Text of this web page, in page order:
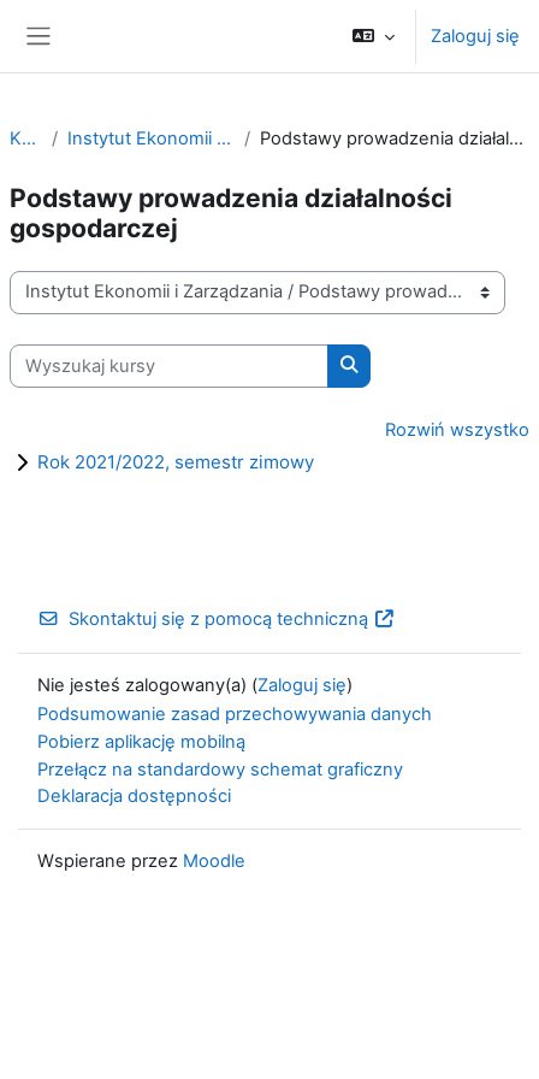
Zaloguj się
Kursy Instytut Ekonomii i Zarządzania Podstawy prowadzenia działalności gospodarczej
Podstawy prowadzenia działalności
gospodarczej
Kategorie kursów
Wyszukaj kursy
Wyszukaj kursy
Rozwiń wszystko
Rok 2021/2022, semestr zimowy
Skontaktuj się z pomocą techniczną
Nie jesteś zalogowany(a) (Zaloguj się)
Podsumowanie zasad przechowywania danych
Pobierz aplikację mobilną
Przełącz na standardowy schemat graficzny
Deklaracja dostępności
Wspierane przez Moodle